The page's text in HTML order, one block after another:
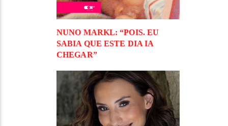
NUNO MARKL: “POIS. EU
SABIA QUE ESTE DIA IA
CHEGAR”